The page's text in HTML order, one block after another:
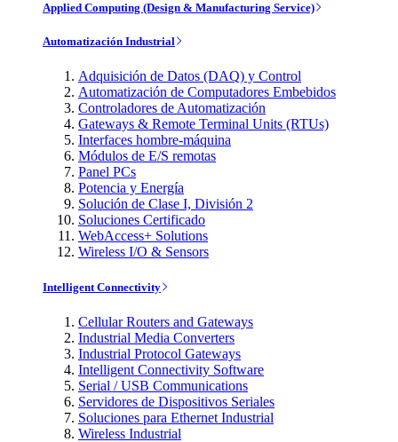
Applied Computing (Design & Manufacturing Service)
Automatización Industrial
Adquisición de Datos (DAQ) y Control
Automatización de Computadores Embebidos
Controladores de Automatización
Gateways & Remote Terminal Units (RTUs)
Interfaces hombre-máquina
Módulos de E/S remotas
Panel PCs
Potencia y Energía
Solución de Clase I, División 2
Soluciones Certificado
WebAccess+ Solutions
Wireless I/O & Sensors
Intelligent Connectivity
Cellular Routers and Gateways
Industrial Media Converters
Industrial Protocol Gateways
Intelligent Connectivity Software
Serial / USB Communications
Servidores de Dispositivos Seriales
Soluciones para Ethernet Industrial
Wireless Industrial